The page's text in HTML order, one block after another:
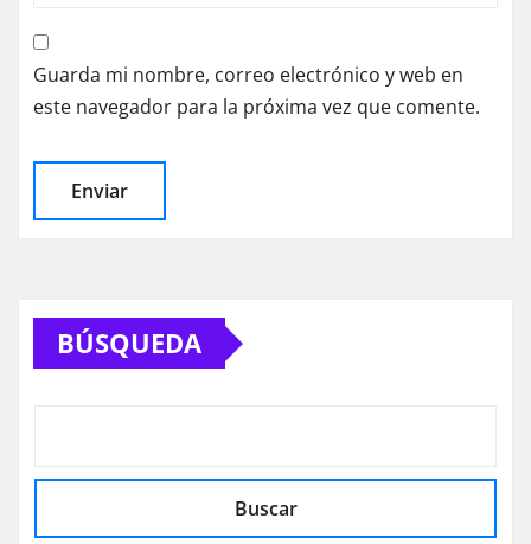
Guarda mi nombre, correo electrónico y web en
este navegador para la próxima vez que comente.
BÚSQUEDA
Buscar